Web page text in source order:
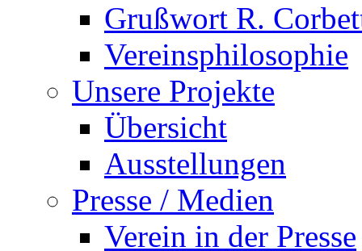
Grußwort R.
Vereinsphilosophie
Unsere Projekte
Übersicht
Ausstellungen
Presse / Medien
Verein in der Presse